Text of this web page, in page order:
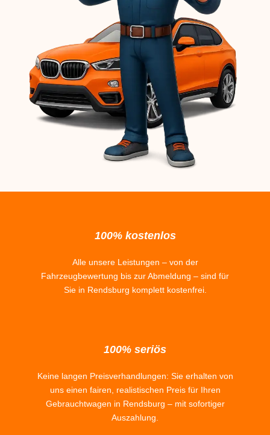
100% kostenlos
Alle unsere Leistungen – von der
Fahrzeugbewertung bis zur Abmeldung – sind für
Sie in Rendsburg komplett kostenfrei.
100% seriös
Keine langen Preisverhandlungen: Sie erhalten von
uns einen fairen, realistischen Preis für Ihren
Gebrauchtwagen in Rendsburg – mit sofortiger
Auszahlung.